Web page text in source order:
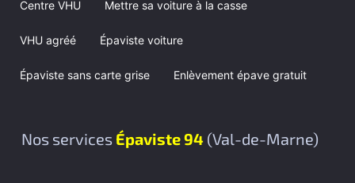
Centre VHU Mettre sa voiture à la casse
VHU agréé Épaviste voiture
Épaviste sans carte grise Enlèvement épave gratuit
Nos services Épaviste 94 (Val-de-Marne)